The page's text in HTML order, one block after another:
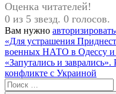
Оценка читателей!
0 из 5 звезд. 0 голосов.
Вам нужно
Навигация
по
записям
Предыдущая
запись:
«Для устрашения
военных НАТО в Одессу
Следующая
запись:
«Запутались и
конфликте с Украиной
Поиск